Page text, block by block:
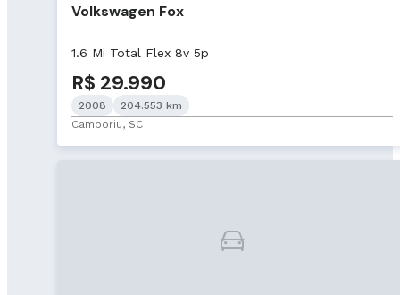
Volkswagen Fox
1.6 Mi Total Flex 8v 5p
R$ 29.990
2008
204.553 km
Camboriu, SC